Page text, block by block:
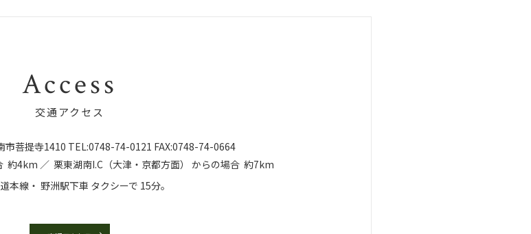
Access
交通アクセス
市菩提寺1410 TEL:0748-74-0121 FAX:0748-74-0664
約4km ／ 栗東湖南I.C（大津・京都方面） からの場合 約7km
本線・ 野洲駅下車 タクシーで 15分。